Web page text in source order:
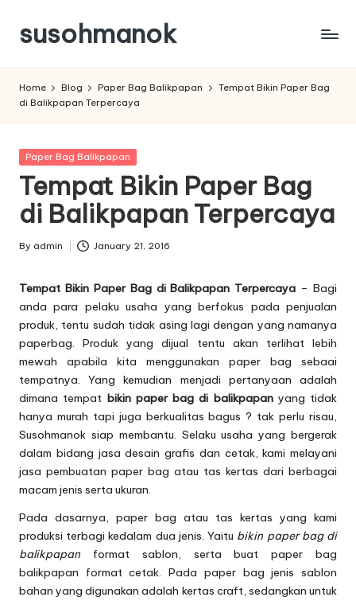
Skip
content
susohmanok
Home Blog Paper Bag Balikpapan
Tempat Bikin Paper Bag
di Balikpapan Terpercaya
Posted
Paper Bag Balikpapan
Tempat Bikin Paper Bag
di Balikpapan Terpercaya
Posted
By admin January 21, 2016
Tempat Bikin Paper Bag di Balikpapan Terpercaya – Bagi
anda para pelaku usaha yang berfokus pada penjualan
produk, tentu sudah tidak asing lagi dengan yang namanya
paperbag. Produk yang dijual tentu akan terlihat lebih
mewah apabila kita menggunakan paper bag sebaai
tempatnya. Yang kemudian menjadi pertanyaan adalah
dimana tempat bikin paper bag di balikpapanyang tidak
hanya murah tapi juga berkualitas bagus ? tak perlu risau,
Susohmanok siap membantu. Selaku usaha yang bergerak
dalam bidang jasa desain grafis dan cetak, kami melayani
jasa pembuatan paper bag atau tas kertas dari berbagai
macam jenis serta ukuran.
Pada dasarnya, paper bag atau tas kertas yang kami
produksi terbagi kedalam dua jenis. Yaitu bikin paper bag di
balikpapan format sablon, serta buat paper bag
balikpapan format cetak. Pada paper bag jenis sablon
bahan yang digunakan adalah kertas craft, sedangkan untuk